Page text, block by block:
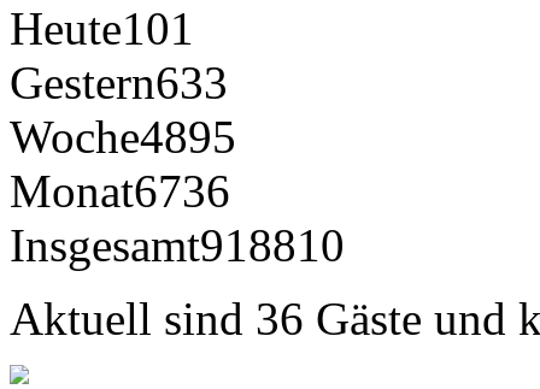
Heute101
Gestern633
Woche4895
Monat6736
Insgesamt918810
Aktuell sind 36 Gäste und